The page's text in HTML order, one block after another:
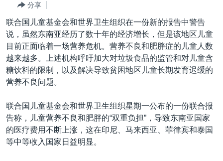
到
导
航
跳
转
到
索
最新国际新闻
印太
中东
欧洲
非洲
全球议题
分类新闻
经济·金融·贸易
人权·法律·宗教
科教·文娱·体健
军事
环境
美中关系
热点专题
白宫要闻
国会报道
美国建国250周年
埃博拉疫情
VOA视频
VOA今日焦点
关注我们
分享
联合国儿童基金会和世界卫生组织在一份新的报告中警告
说，虽然东南亚经历了数十年的经济增长，但是该地区儿童
目前正面临着一场营养危机。营养不良和肥胖症的儿童人数
越来越多。上述机构呼吁加大对垃圾食品的监管和对儿童含
糖饮料的限制，以及解决导致贫困地区儿童长期发育迟缓的
营养不良问题。
联合国儿童基金会和世界卫生组织星期一公布的一份联合报
告称，儿童营养不良和肥胖的“双重负担”，导致东南亚国家
的医疗费用不断上涨，这在印尼、马来西亚、菲律宾和泰国
等中等收入国家日益明显。